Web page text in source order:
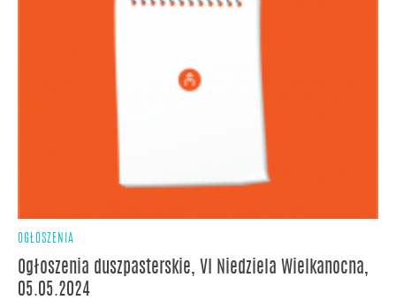
OGŁOSZENIA
Ogłoszenia duszpasterskie, VI Niedziela Wielkanocna,
05.05.2024